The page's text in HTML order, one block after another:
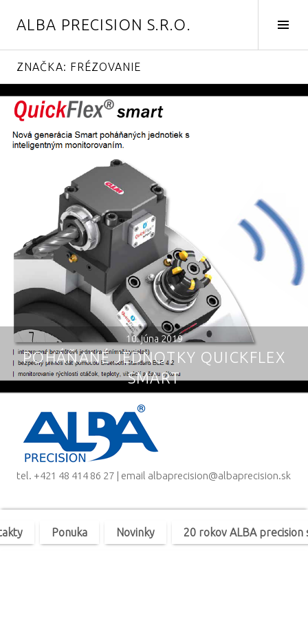
ALBA PRECISION S.R.O.
ZNAČKA: FRÉZOVANIE
10. júna 2019
POHÁŇANÉ JEDNOTKY QUICKFLEX
SMART
tel. +421 48 414 86 27 | email albaprecision@albaprecision.sk
Ponuka Novinky 20 rokov ALBA precision